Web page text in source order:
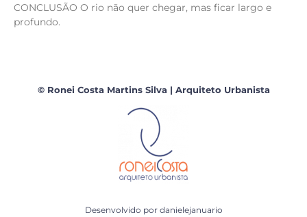
CONCLUSÃO O rio não quer chegar, mas ficar largo e
profundo.
© Ronei Costa Martins Silva | Arquiteto Urbanista
Desenvolvido por danielejanuario